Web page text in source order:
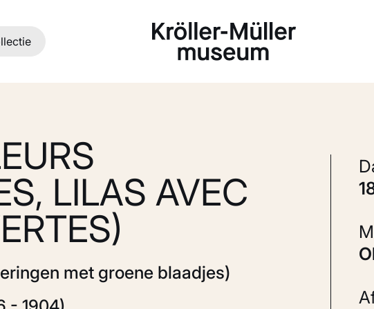
LILAS AVEC
met groene blaadjes)